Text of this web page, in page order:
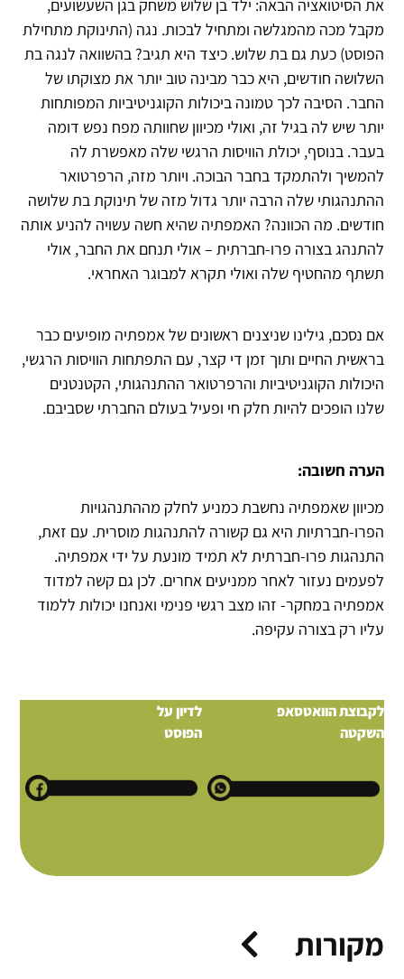
את הסיטואציה הבאה: ילד בן שלוש משחק בגן השעשועים,
מקבל מכה מהמגלשה ומתחיל לבכות. נגה (התינוקת מתחילת
הפוסט) כעת גם בת שלוש. כיצד היא תגיב? בהשוואה לנגה בת
השלושה חודשים, היא כבר מבינה טוב יותר את מצוקתו של
החבר. הסיבה לכך טמונה ביכולות הקוגניטיביות המפותחות
יותר שיש לה בגיל זה, ואולי מכיוון שחוותה מפח נפש דומה
בעבר. בנוסף, יכולת הוויסות הרגשי שלה מאפשרת לה
להמשיך ולהתמקד בחבר הבוכה. ויותר מזה, הרפרטואר
ההתנהגותי שלה הרבה יותר גדול מזה של תינוקת בת שלושה
חודשים. מה הכוונה? האמפתיה שהיא חשה עשויה להניע אותה
להתנהג בצורה פרו-חברתית – אולי תנחם את החבר, אולי
תשתף מהחטיף שלה ואולי תקרא למבוגר האחראי.
אם נסכם, גילינו שניצנים ראשונים של אמפתיה מופיעים כבר
בראשית החיים ותוך זמן די קצר, עם התפתחות הוויסות הרגשי,
היכולות הקוגניטיביות והרפרטואר ההתנהגותי, הקטנטנים
שלנו הופכים להיות חלק חי ופעיל בעולם החברתי שסביבם.
הערה חשובה:
מכיוון שאמפתיה נחשבת כמניע לחלק מההתנהגויות
הפרו-חברתיות היא גם קשורה להתנהגות מוסרית. עם זאת,
התנהגות פרו-חברתית לא תמיד מונעת על ידי אמפתיה.
לפעמים נעזור לאחר ממניעים אחרים. לכן גם קשה למדוד
אמפתיה במחקר- זהו מצב רגשי פנימי ואנחנו יכולות ללמוד
עליו רק בצורה עקיפה.
לדיון על
הפוסט
לקבוצת הוואטסאפ
השקטה
מקורות